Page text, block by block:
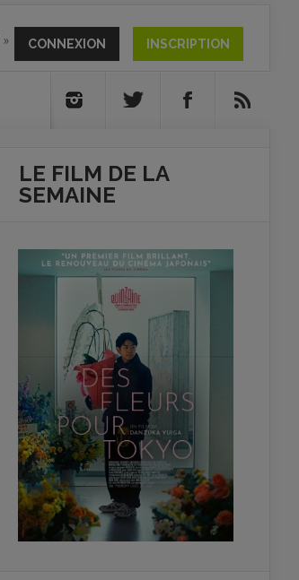
» CONNEXION INSCRIPTION
LE FILM DE LA
SEMAINE